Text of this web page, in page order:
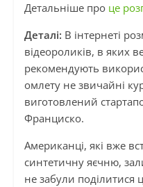
Детальніше про це
Деталі: В інтернеті
відеороликів, в яких
рекомендують
омлету не звичайні
виготовлений
Франциско.
Американці, які вже
синтетичну яєчню,
не забули поділитися